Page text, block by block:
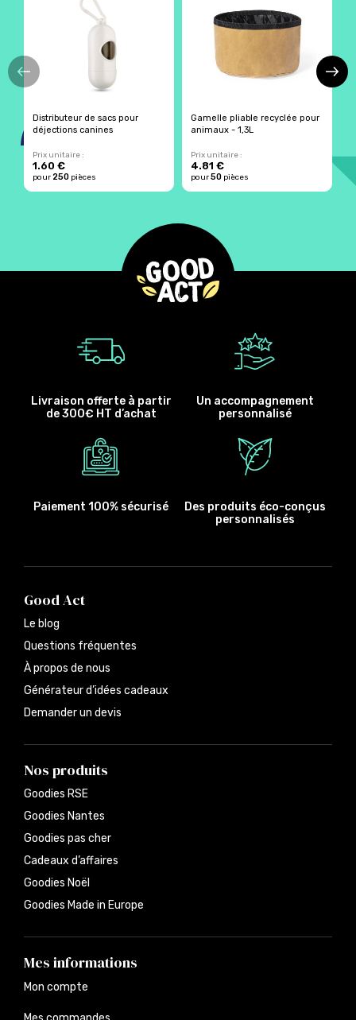
Distributeur de sacs pour
déjections canines
Prix unitaire :
1.60 €
pour250 pièces
Gamelle pliable recyclée pour
animaux - 1,3L
Prix unitaire :
4.81 €
pour50 pièces
Livraison offerte à partir
de 300€ HT d’achat
Un accompagnement
personnalisé
Paiement 100% sécurisé
Des produits éco-conçus
personnalisés
Good Act
Le blog
Questions fréquentes
À propos de nous
Générateur d’idées cadeaux
Demander un devis
Nos produits
Goodies RSE
Goodies Nantes
Goodies pas cher
Cadeaux d’affaires
Goodies Noël
Goodies Made in Europe
Mes informations
Mon compte